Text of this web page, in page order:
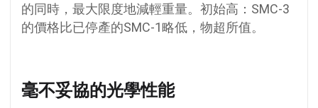
的同時，最大限度地減輕重量。初始高：SMC-3
的價格比已停產的SMC-1略低，物超所值。
毫不妥協的光學性能